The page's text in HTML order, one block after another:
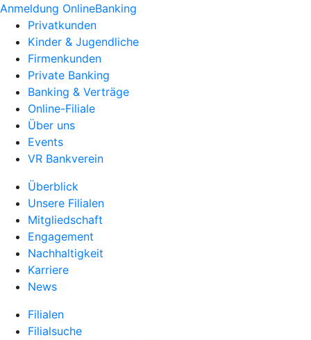
Anmeldung OnlineBanking
Privatkunden
Kinder & Jugendliche
Firmenkunden
Private Banking
Banking & Verträge
Online-Filiale
Über uns
Events
VR Bankverein
Überblick
Unsere Filialen
Mitgliedschaft
Engagement
Nachhaltigkeit
Karriere
News
Filialen
Filialsuche